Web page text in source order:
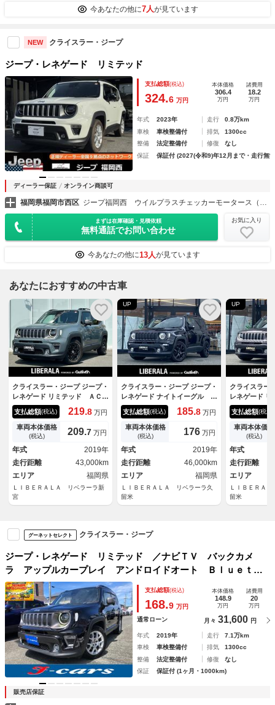
今あなたの他に7人が見ています
NEW クライスラー・ジープ
ジープ・レネゲード リミテッド
支払総額(税込)
324.6 万円
本体価格
306.4
万円
諸費用
18.2
万円
年式 2023年 走行
0.8万km
車検
車検整備付 排気
1300cc
整備
法定整備付 修復
なし
保証
保証付 (2027(令和9)年12月まで・走行無
ディーラー保証 オンライン商談可
福岡県福岡市西区 ジープ福岡西 ウイルプラスチェッカーモータース（株）
まずは在庫確認・見積依頼
無料通話でお問い合わせ
お気に入り
今あなたの他に13人が見ています
あなたにおすすめの中古車
クライスラー・ジープ ジープ・
レネゲード リミテッド ＡＣ
Ｃ ＢＳＭ ＬＫＡ 純正ナ
ビ Ａｐｐｌｅｃａｒｐｌａｙ
／ａｎｄｒｏｉｄａｕｔｏ Ｂ
ｌｕｅｔｏｏｔｈ Ｂカメラ
黒革 シートＨ ハンドルヒー
ター ＬＥＤ 記録簿 保証
書 取説 スペアキー ＥＴＣ
支払総額(税込) 219.8 万円
車両本体価格
(税込) 209.7 万円
年式
2019年
走行距離
43,000km
エリア
福岡県
ＬＩＢＥＲＡＬＡ リベラーラ新
宮
UP
クライスラー・ジープ ジープ・
レネゲード ナイトイーグル ・
クルーズコントロール・純正デ
ィスプレイオーディオ／Ｂｌｕ
ｅｔｏｏｔｈ／ＵＳＢ／ＡＵ
Ｘ・バックカメラ・ＥＴＣ・純
正１８ＡＷ・Ｂｅａｔｓサウン
ド・ブラインドスポット・レー
ンキープアシスト・スペアキー
支払総額(税込) 185.8 万円
車両本体価格
(税込) 176 万円
年式
2019年
走行距離
46,000km
エリア
福岡県
ＬＩＢＥＲＡＬＡ リベラーラ久
留米
UP
クライスラー
レネゲード
プティブクル
ル・純正ナビ
ｔｈ／ＵＳＢ
ｙ・バックカ
／シートヒー
ＥＴＣ・純正
書・取扱説明
支払総額(税込)
車両本体価格
(税込)
年式
走行距離
エリア
ＬＩＢＥＲＡ
留米
グーネットセレクト クライスラー・ジープ
ジープ・レネゲード リミテッド ／ナビＴＶ バックカメ
ラ アップルカープレイ アンドロイドオート Ｂｌｕｅｔｏ
ｏｔｈ オートＬＥＤヘッドライト ＬＥＤデイライト レザ
ーシート シートヒーター パワーシート 衝突軽減 追従ク
ルーズ
支払総額(税込)
168.9 万円
本体価格
148.9
万円
諸費用
20
万円
通常ローン 月々 31,600 円
年式 2019年 走行
7.1万km
車検
車検整備付 排気
1300cc
整備
法定整備付 修復
なし
保証
保証付 (1ヶ月・1000km)
販売店保証